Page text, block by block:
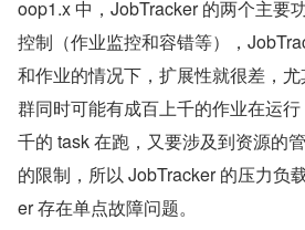
oop1.x 中，JobTracker 的两个主要
控制（作业监控和容错等），
和作业的情况下，扩展性就很差，
群同时可能有成百上千的作业在运
千的 task 在跑，又要涉及到资源的
的限制，所以 JobTracker 的压力负
er 存在单点故障问题。